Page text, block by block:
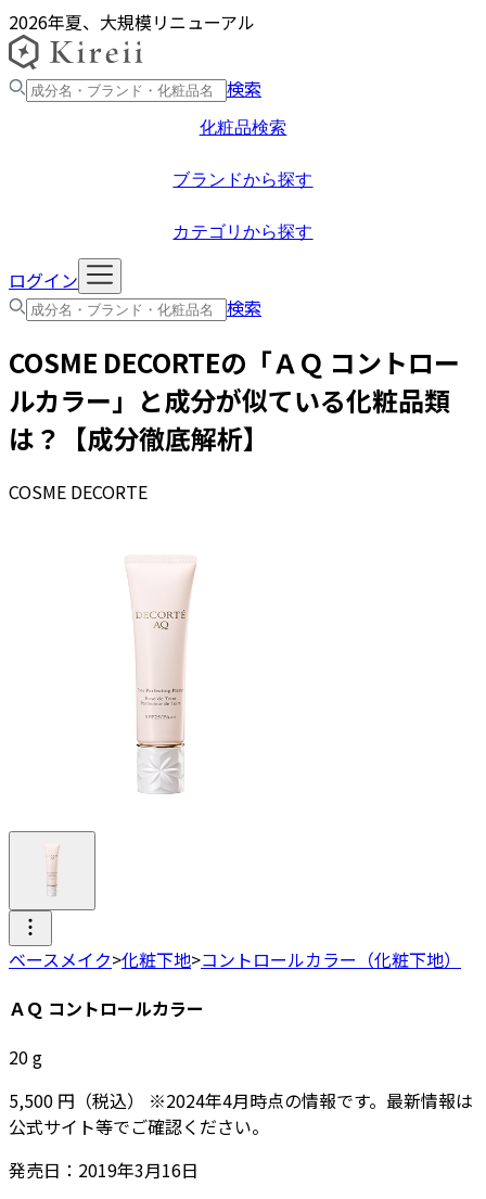
2026年夏、大規模リニューアル
検索
化粧品検索
ブランドから探す
カテゴリから探す
ログイン
検索
COSME DECORTEの「ＡＱ コントロー
ルカラー 」と成分が似ている化粧品類
は？【成分徹底解析】
COSME DECORTE
ベースメイク>化粧下地>コントロールカラー（化粧下地）
ＡＱ コントロールカラー
20g
5,500 円 （税込） ※2024年4月時点の情報です。最新情報は
公式サイト等でご確認ください。
発売日： 2019年3月16日